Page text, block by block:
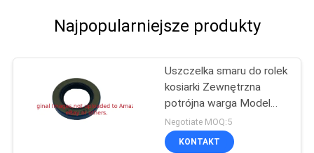
Najpopularniejsze produkty
Uszczelka smaru do rolek
kosiarki Zewnętrzna
potrójna warga Model
G3004882 do maszyn do
trawników
Negotiate MOQ:5
KONTAKT